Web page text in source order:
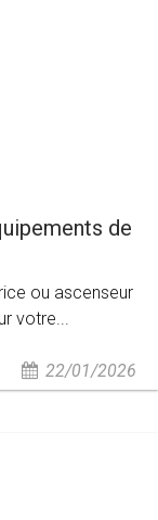
de
ou ascenseur
votre...
22/01/2026